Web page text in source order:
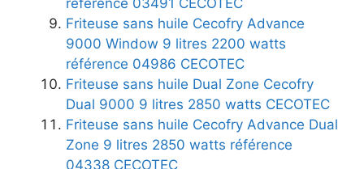
Friteuse sans huile Cecofry Advance
9000 Window 9 litres 2200 watts
référence 04986 CECOTEC
Friteuse sans huile Dual Zone Cecofry
Dual 9000 9 litres 2850 watts CECOTEC
Friteuse sans huile Cecofry Advance Dual
Zone 9 litres 2850 watts référence
04338 CECOTEC